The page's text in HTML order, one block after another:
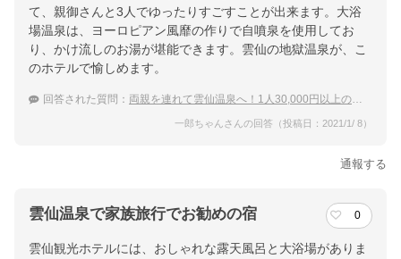
て、親御さんと3人でゆったりすごすことが出来ます。大浴
場温泉は、ヨーロピアン風靡の作りで自噴泉を使用してお
り、かけ流しのお湯が堪能できます。雲仙の地獄温泉が、こ
のホテルで愉しめます。
回答された質問： 両親を連れて雲仙温泉へ！1人30,000円以上の特別室の宿
一郎ちゃんさんの回答（投稿日：2021/1/ 8）
通報する
雲仙温泉で家族旅行でお勧めの宿 0
雲仙観光ホテルには、おしゃれな露天風呂と大浴場がありま